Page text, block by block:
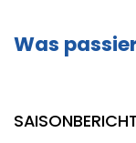
Was